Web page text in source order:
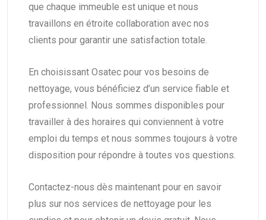
que chaque immeuble est unique et nous
travaillons en étroite collaboration avec nos
clients pour garantir une satisfaction totale.
En choisissant Osatec pour vos besoins de
nettoyage, vous bénéficiez d’un service fiable et
professionnel. Nous sommes disponibles pour
travailler à des horaires qui conviennent à votre
emploi du temps et nous sommes toujours à votre
disposition pour répondre à toutes vos questions.
Contactez-nous dès maintenant pour en savoir
plus sur nos services de nettoyage pour les